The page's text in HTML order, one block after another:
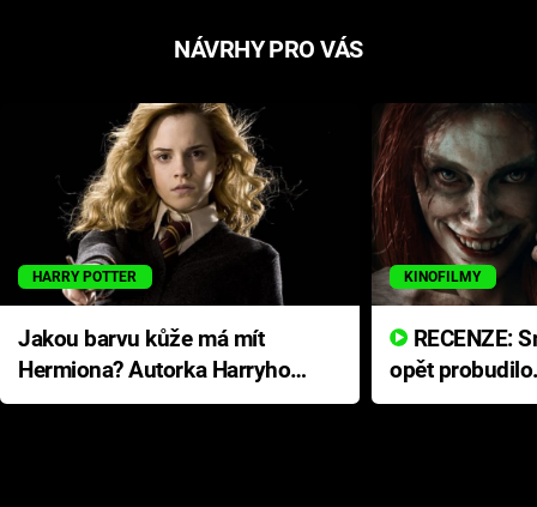
NÁVRHY PRO VÁS
HARRY POTTER
Jakou barvu kůže má mít
Hermiona? Autorka Harryho
Pottera přišla s ráznou
KINOFILMY
opět
přichází s